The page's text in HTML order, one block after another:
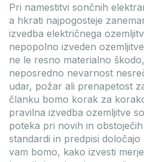
Pri namestitvi sončnih
a hkrati najpogosteje
izvedba električnega
nepopolno izveden
ne le resno materialno
neposredno nevarnost
udar, požar ali prenapetost
članku bomo korak za
pravilna izvedba ozemljitve
poteka pri novih in
standardi in predpisi
vam bomo, kako izvesti